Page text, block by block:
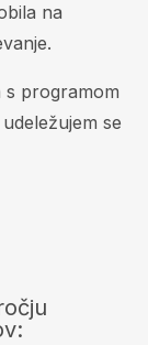
na
s programom
se